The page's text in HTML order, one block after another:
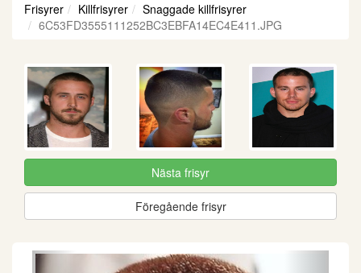
Frisyrer Killfrisyrer
Snaggade killfrisyrer
6C53FD3555111252BC3EBFA14EC4E411.JPG
Nästa frisyr
Föregående frisyr
Föregående